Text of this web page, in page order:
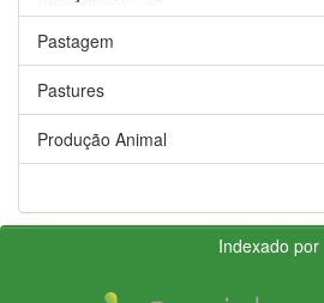
Pastagem
Pastures
Produção Animal
Indexado por